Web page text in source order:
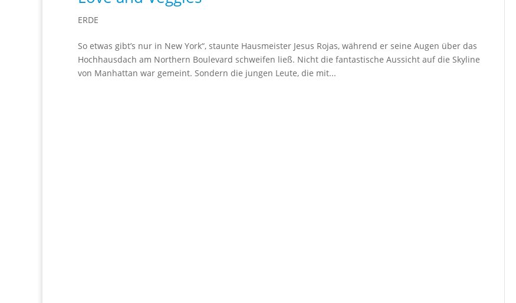
ERDE
So etwas gibt’s nur in New York“, staunte Hausmeister Jesus Rojas, während er seine Augen über das
Hochhausdach am Northern Boulevard schweifen ließ. Nicht die fantastische Aussicht auf die Skyline
von Manhattan war gemeint. Sondern die jungen Leute, die mit...